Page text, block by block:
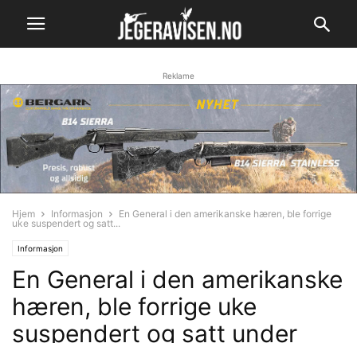
Reklame
Hjem Informasjon
En General i den amerikanske hæren, ble forrige
uke suspendert og satt...
Informasjon
En General i den amerikanske
hæren, ble forrige uke
suspendert og satt under